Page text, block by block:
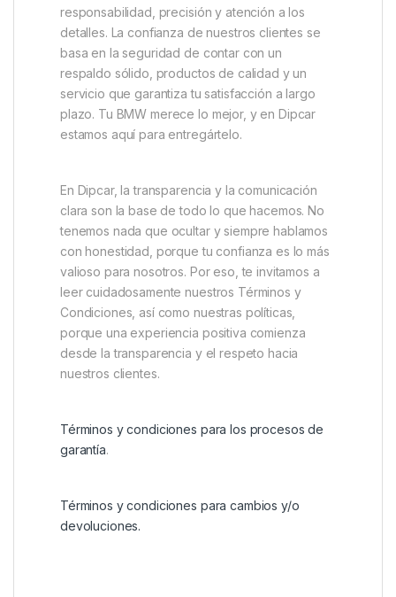
responsabilidad, precisión y atención a los
detalles. La confianza de nuestros clientes se
basa en la seguridad de contar con un
respaldo sólido, productos de calidad y un
servicio que garantiza tu satisfacción a largo
plazo. Tu BMW merece lo mejor, y en Dipcar
estamos aquí para entregártelo.
En Dipcar, la transparencia y la comunicación
clara son la base de todo lo que hacemos. No
tenemos nada que ocultar y siempre hablamos
con honestidad, porque tu confianza es lo más
valioso para nosotros. Por eso, te invitamos a
leer cuidadosamente nuestros Términos y
Condiciones, así como nuestras políticas,
porque una experiencia positiva comienza
desde la transparencia y el respeto hacia
nuestros clientes.
Términos y condiciones para los procesos de
garantía.
Términos y condiciones para cambios y/o
devoluciones.